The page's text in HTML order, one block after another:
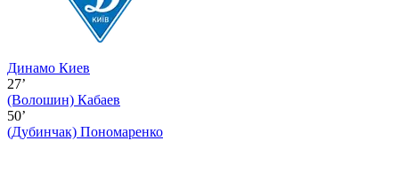
Динамо Киев
27’
(Волошин) Кабаев
50’
(Дубинчак) Пономаренко